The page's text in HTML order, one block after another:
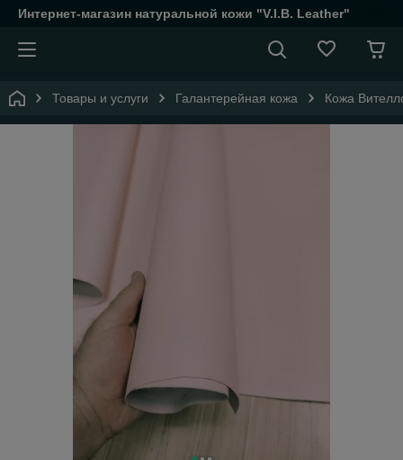
Интернет-магазин натуральной кожи "V.I.B. Leather"
Товары и услуги Галантерейная кожа Кожа